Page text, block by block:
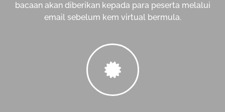
bacaan akan diberikan kepada para peserta melalui
email sebelum kem virtual bermula.